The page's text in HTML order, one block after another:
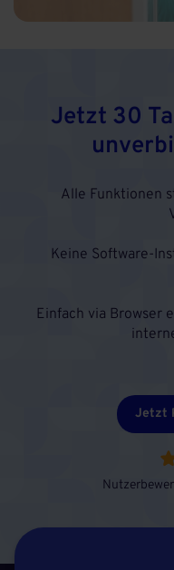
Jetzt 30
Alle Funktionen
Keine Software-
Einfach via Browser
Jetzt